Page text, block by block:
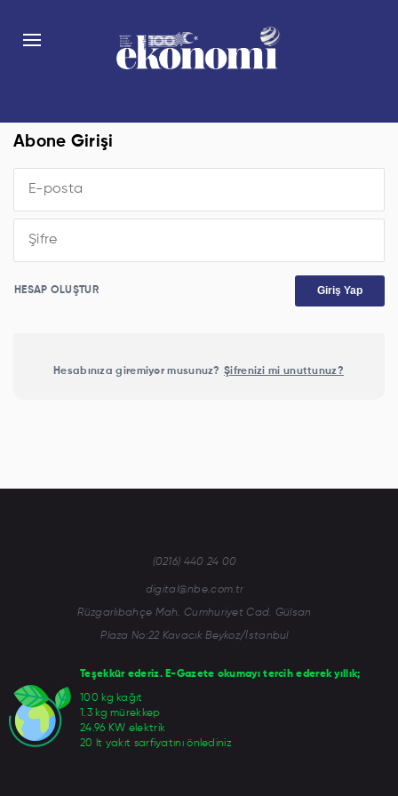
Abone Girişi
HESAP OLUŞTUR Giriş Yap
Hesabınıza giremiyor musunuz? Şifrenizi mi unuttunuz?
Teşekkür ederiz. E-Gazete okumayı tercih ederek yıllık;
100 kg kağıt
1.3 kg mürekkep
24.96 KW elektrik
20 lt yakıt sarfiyatını önlediniz
(0216) 440 24 00
digital@nbe.com.tr
Rüzgarlıbahçe Mah. Cumhuriyet Cad. Gülsan
Plaza No:22 Kavacık Beykoz/İstanbul